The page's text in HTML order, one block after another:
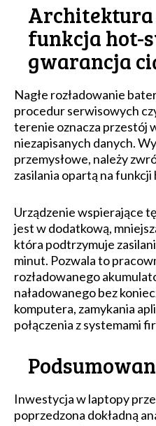
funkcja hot-
gwarancja
Nagłe rozładowanie
procedur serwisowych
terenie oznacza przestój
niezapisanych danych.
przemysłowe, należy
zasilania opartą na
Urządzenie wspierające
jest w dodatkową,
która podtrzymuje
minut. Pozwala to
rozładowanego
naładowanego bez
komputera, zamykania
połączenia z systemami
Inwestycja w laptopy
poprzedzona dokładną